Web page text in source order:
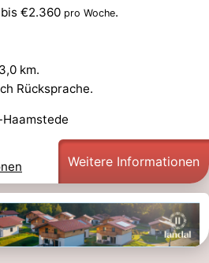
€2.360 pro Woche.
km.
Rücksprache.
Weitere Informationen